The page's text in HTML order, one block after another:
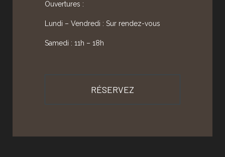
Ouvertures :
Lundi – Vendredi : Sur rendez-vous
Samedi : 11h – 18h
RÉSERVEZ